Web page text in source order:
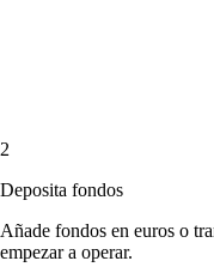
2
Deposita fondos
Añade fondos en euros o
empezar a operar.